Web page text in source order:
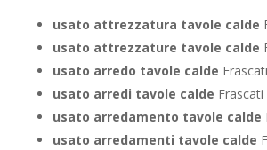
usato attrezzatura tavole calde
usato attrezzature tavole calde
usato arredo tavole calde Frascati
usato arredi tavole calde Frascati
usato arredamento tavole calde
usato arredamenti tavole calde